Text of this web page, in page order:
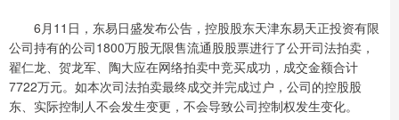
6月11日，东易日盛发布公告，控股股东天津东易天正投资有限
公司持有的公司1800万股无限售流通股股票进行了公开司法拍卖，
翟仁龙、贺龙军、陶大应在网络拍卖中竞买成功，成交金额合计
7722万元。如本次司法拍卖最终成交并完成过户，公司的控股股
东、实际控制人不会发生变更，不会导致公司控制权发生变化。